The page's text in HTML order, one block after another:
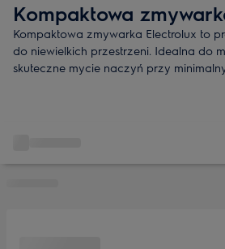
Kompaktowa
Kompaktowa zmywarka Electrolux to
do niewielkich przestrzeni. Idealna do
skuteczne mycie naczyń przy